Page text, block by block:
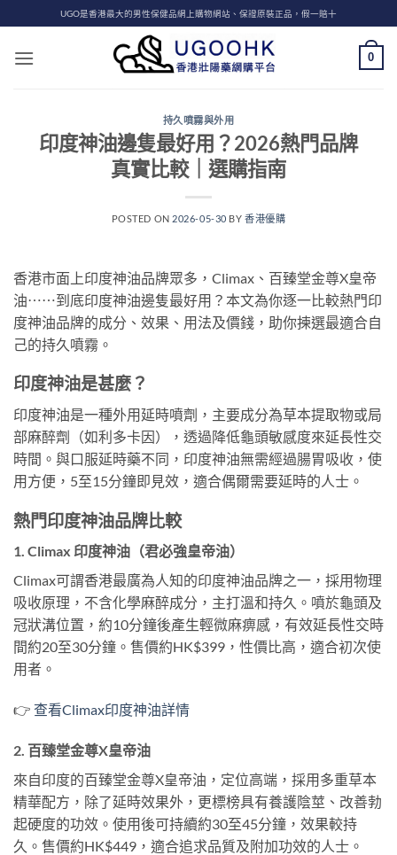
to
content
UGO是香港最大的男性保健品網上購物網站、保證原裝正品，假一賠十
0
持久噴霧與外用
印度神油邊隻最好用？2026熱門品牌
真實比較｜選購指南
POSTED ON 2026-05-30 BY香港優購
香港市面上印度神油品牌眾多，Climax、百臻堂金尊X皇帝
油⋯⋯到底印度神油邊隻最好用？本文為你逐一比較熱門印
度神油品牌的成分、效果、用法及價錢，助你揀選最適合自
己的持久噴霧。
印度神油是甚麼？
印度神油是一種外用延時噴劑，主要成分為草本提取物或局
部麻醉劑（如利多卡因），透過降低龜頭敏感度來延長性交
時間。與口服延時藥不同，印度神油無需經過腸胃吸收，使
用方便，5至15分鐘即見效，適合偶爾需要延時的人士。
熱門印度神油品牌比較
1. Climax 印度神油（君必強皇帝油）
Climax可謂香港最廣為人知的印度神油品牌之一，採用物理
吸收原理，不含化學麻醉成分，主打溫和持久。噴於龜頭及
冠狀溝位置，約10分鐘後產生輕微麻痹感，有效延長性交時
間約20至30分鐘。售價約HK$399，性價比高，適合初次使
用者。
👉 查看Climax印度神油詳情
2. 百臻堂金尊X皇帝油
來自印度的百臻堂金尊X皇帝油，定位高端，採用多重草本
精華配方，除了延時效果外，更標榜具有養護陰莖、改善勃
起硬度的功效。使用後可持續約30至45分鐘，效果較持
久。售價約HK$449，適合追求品質及附加功效的人士。